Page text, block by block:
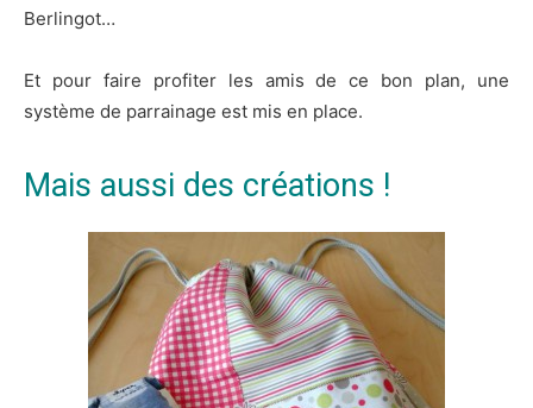
Berlingot…
Et pour faire profiter les amis de ce bon plan, une
système de parrainage est mis en place.
Mais aussi des créations !